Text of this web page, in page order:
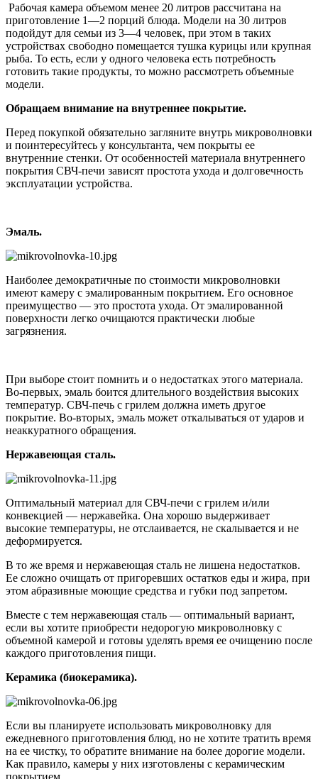
Рабочая камера объемом менее 20 литров рассчитана на
приготовление 1―2 порций блюда. Модели на 30 литров
подойдут для семьи из 3―4 человек, при этом в таких
устройствах свободно помещается тушка курицы или крупная
рыба. То есть, если у одного человека есть потребность
готовить такие продукты, то можно рассмотреть объемные
модели.
Обращаем внимание на внутреннее покрытие.
Перед покупкой обязательно загляните внутрь микроволновки
и поинтересуйтесь у консультанта, чем покрыты ее
внутренние стенки. От особенностей материала внутреннего
покрытия СВЧ-печи зависят простота ухода и долговечность
эксплуатации устройства.
Эмаль.
Наиболее демократичные по стоимости микроволновки
имеют камеру с эмалированным покрытием. Его основное
преимущество ― это простота ухода. От эмалированной
поверхности легко очищаются практически любые
загрязнения.
При выборе стоит помнить и о недостатках этого материала.
Во-первых, эмаль боится длительного воздействия высоких
температур. СВЧ-печь с грилем должна иметь другое
покрытие. Во-вторых, эмаль может откалываться от ударов и
неаккуратного обращения.
Нержавеющая сталь.
Оптимальный материал для СВЧ-печи с грилем и/или
конвекцией ― нержавейка. Она хорошо выдерживает
высокие температуры, не отслаивается, не скалывается и не
деформируется.
В то же время и нержавеющая сталь не лишена недостатков.
Ее сложно очищать от пригоревших остатков еды и жира, при
этом абразивные моющие средства и губки под запретом.
Вместе с тем нержавеющая сталь ― оптимальный вариант,
если вы хотите приобрести недорогую микроволновку с
объемной камерой и готовы уделять время ее очищению после
каждого приготовления пищи.
Керамика (биокерамика).
Если вы планируете использовать микроволновку для
ежедневного приготовления блюд, но не хотите тратить время
на ее чистку, то обратите внимание на более дорогие модели.
Как правило, камеры у них изготовлены с керамическим
покрытием.